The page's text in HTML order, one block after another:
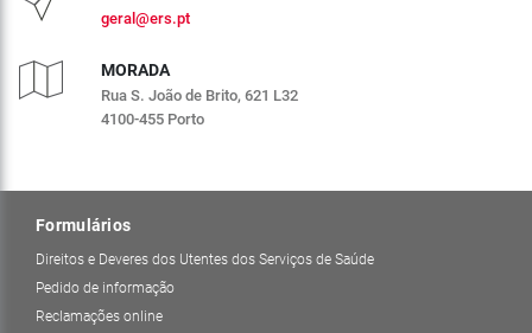
geral@ers.pt
MORADA
Rua S. João de Brito, 621 L32
4100-455 Porto
Formulários
Direitos e Deveres dos Utentes dos Serviços de Saúde
Pedido de informação
Reclamações online